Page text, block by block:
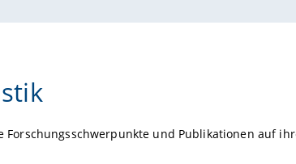
und Publikationen auf